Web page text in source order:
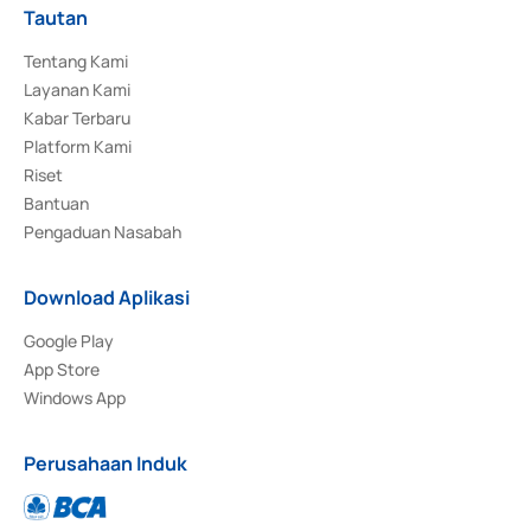
Tautan
Tentang Kami
Layanan Kami
Kabar Terbaru
Platform Kami
Riset
Bantuan
Pengaduan Nasabah
Download Aplikasi
Google Play
App Store
Windows App
Perusahaan Induk